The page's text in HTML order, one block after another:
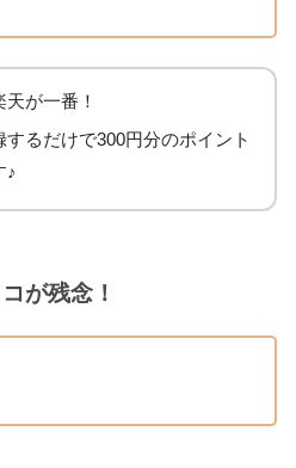
が一番！
するだけで300円分のポイント
♪
が残念！